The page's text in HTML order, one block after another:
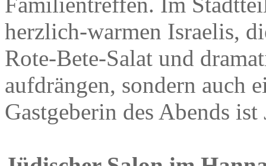
herzlich-warmen Israelis,
Rote-Bete-Salat und
aufdrängen, sondern auch
Gastgeberin des Abends